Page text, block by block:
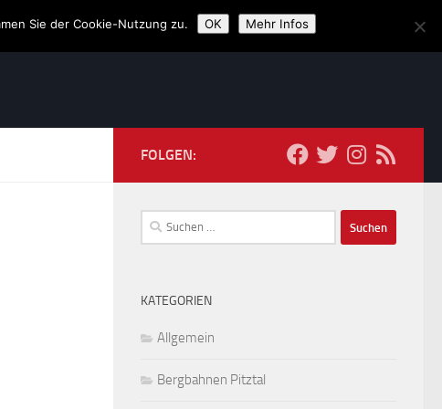
FOLGEN:
Suchen
nach:
KATEGORIEN
Allgemein
Bergbahnen Pitztal
Sie der Cookie-Nutzung zu. OK Mehr Infos